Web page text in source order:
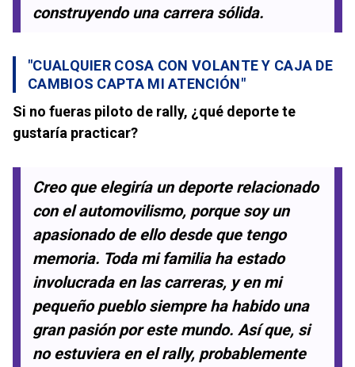
construyendo una carrera sólida.
"CUALQUIER COSA CON VOLANTE Y CAJA DE
CAMBIOS CAPTA MI ATENCIÓN"
Si no fueras piloto de rally, ¿qué deporte te
gustaría practicar?
Creo que elegiría un deporte relacionado
con el automovilismo, porque soy un
apasionado de ello desde que tengo
memoria. Toda mi familia ha estado
involucrada en las carreras, y en mi
pequeño pueblo siempre ha habido una
gran pasión por este mundo. Así que, si
no estuviera en el rally, probablemente